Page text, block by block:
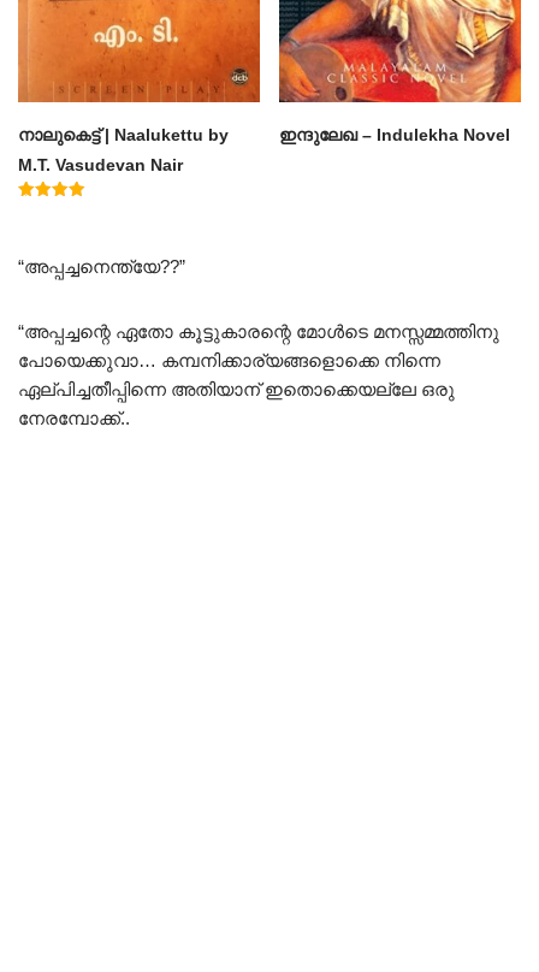
നാലുകെട്ട് | Naalukettu by
M.T. Vasudevan Nair
ഇന്ദുലേഖ – Indulekha Novel
“അപ്പച്ചനെന്ത്യേ??”
“അപ്പച്ചന്റെ ഏതോ കൂട്ടുകാരന്റെ മോൾടെ മനസ്സമ്മത്തിനു
പോയെക്കുവാ… കമ്പനിക്കാര്യങ്ങളൊക്കെ നിന്നെ
ഏല്പിച്ചതീപ്പിന്നെ അതിയാന് ഇതൊക്കെയല്ലേ ഒരു
നേരമ്പോക്ക്..